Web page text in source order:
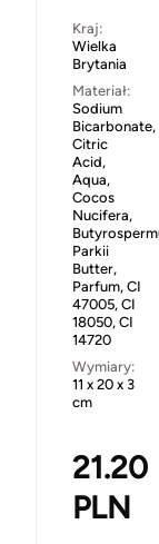
Kraj:
Wielka
Brytania
Materiał:
Sodium
Bicarbonate,
Citric
Acid,
Aqua,
Cocos
Nucifera,
Parkii
Butter,
Parfum, CI
47005, CI
18050, CI
14720
Wymiary:
11 x 20 x 3
cm
21.20
PLN